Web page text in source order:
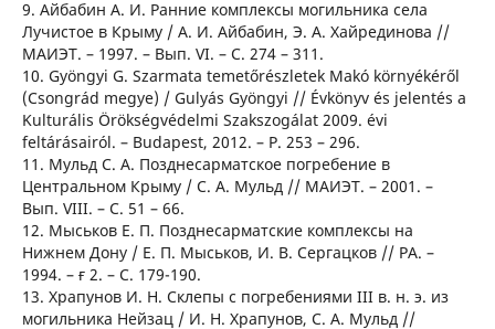
9. Айбабин А. И. Ранние комплексы могильника села
Лучистое в Крыму / А. И. Айбабин, Э. А. Хайрединова //
МАИЭТ. – 1997. – Вып. VI. – С. 274 – 311.
10. Gyöngyi G. Szarmata temetőrészletek Makó környékéről
(Csongrád megye) / Gulyás Gyöngyi // Évkönyv és jelentés a
Kulturális Örökségvédelmi Szakszogálat 2009. évi
feltárásairól. – Budapest, 2012. – P. 253 – 296.
11. Мульд С. А. Позднесарматское погребение в
Центральном Крыму / С. А. Мульд // МАИЭТ. – 2001. –
Вып. VIII. – С. 51 – 66.
12. Мыськов Е. П. Позднесарматские комплексы на
Нижнем Дону / Е. П. Мыськов, И. В. Сергацков // РА. –
1994. – ғ 2. – С. 179-190.
13. Храпунов И. Н. Склепы с погребениями III в. н. э. из
могильника Нейзац / И. Н. Храпунов, С. А. Мульд //